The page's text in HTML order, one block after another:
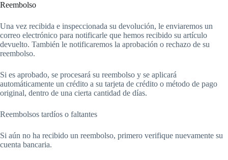
Reembolso
Una vez recibida e inspeccionada su devolución, le enviaremos un
correo electrónico para notificarle que hemos recibido su artículo
devuelto. También le notificaremos la aprobación o rechazo de su
reembolso.
Si es aprobado, se procesará su reembolso y se aplicará
automáticamente un crédito a su tarjeta de crédito o método de pago
original, dentro de una cierta cantidad de días.
Reembolsos tardíos o faltantes
Si aún no ha recibido un reembolso, primero verifique nuevamente su
cuenta bancaria.